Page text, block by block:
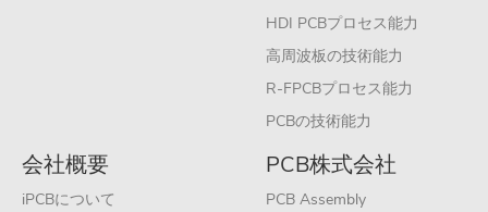
HDI PCBプロセス能力
高周波板の技術能力
R-FPCBプロセス能力
PCBの技術能力
会社概要
iPCBについて
PCB株式会社
PCB Assembly